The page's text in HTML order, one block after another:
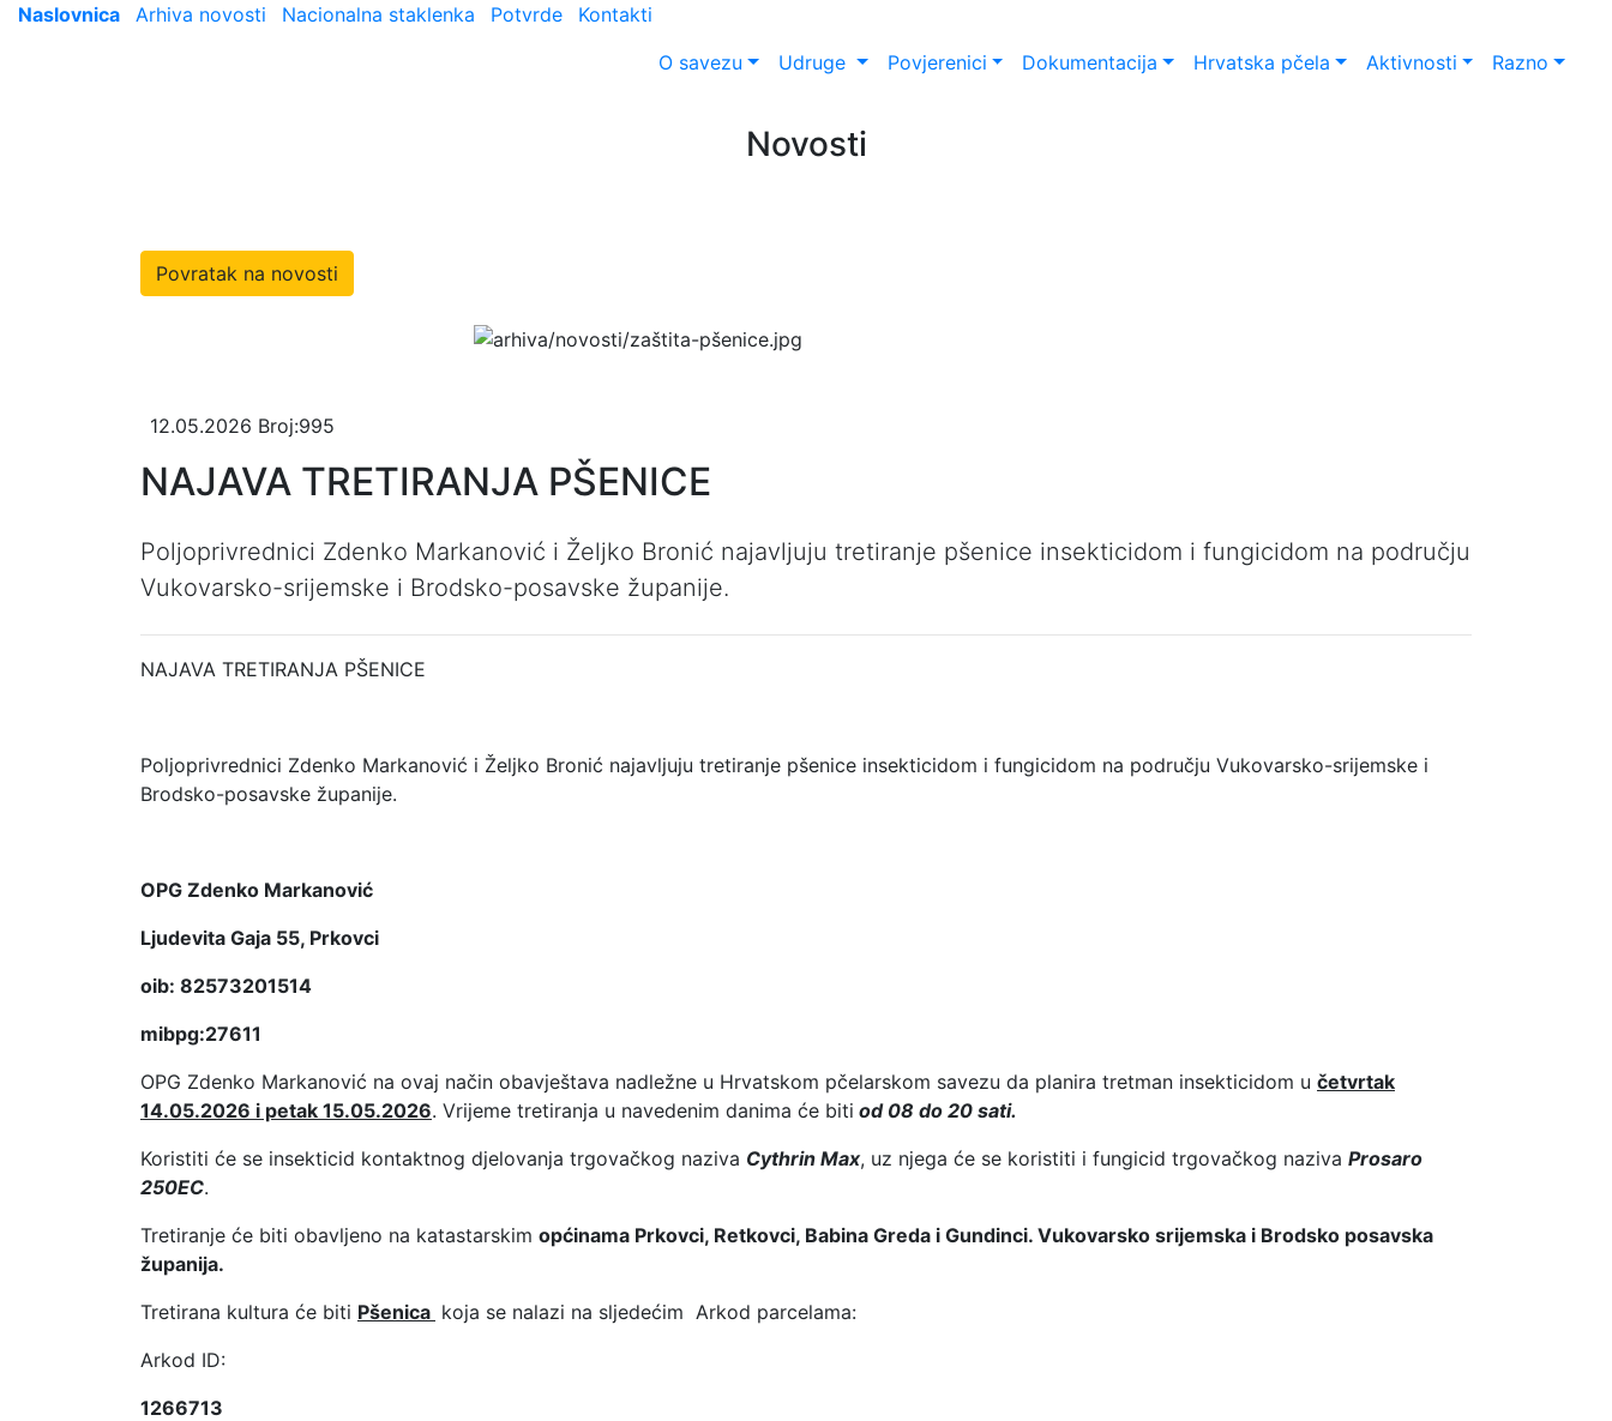
Naslovnica Arhiva novosti Nacionalna staklenka Potvrde
Kontakti
O savezu
Udruge Povjerenici Dokumentacija Hrvatska pčela Aktivnosti Razno
Novosti
Povratak na novosti
12.05.2026 Broj:995
NAJAVA TRETIRANJA PŠENICE
Poljoprivrednici Zdenko Markanović i Željko Bronić najavljuju tretiranje pšenice insekticidom i fungicidom na području
Vukovarsko-srijemske i Brodsko-posavske županije.
NAJAVA TRETIRANJA PŠENICE
Poljoprivrednici Zdenko Markanović i Željko Bronić najavljuju tretiranje pšenice insekticidom i fungicidom na području Vukovarsko-srijemske i
Brodsko-posavske županije.
OPG Zdenko Markanović
Ljudevita Gaja 55, Prkovci
oib: 82573201514
mibpg:27611
OPG Zdenko Markanović na ovaj način obavještava nadležne u Hrvatskom pčelarskom savezu da planira tretman insekticidom u četvrtak
14.05.2026 i petak 15.05.2026. Vrijeme tretiranja u navedenim danima će biti od 08 do 20 sati.
Koristiti će se insekticid kontaktnog djelovanja trgovačkog naziva Cythrin Max, uz njega će se koristiti i fungicid trgovačkog naziva Prosaro
250EC.
Tretiranje će biti obavljeno na katastarskim općinama Prkovci, Retkovci, Babina Greda i Gundinci. Vukovarsko srijemska i Brodsko posavska
županija.
Tretirana kultura će biti Pšenica koja se nalazi na sljedećim Arkod parcelama:
Arkod ID:
1266713